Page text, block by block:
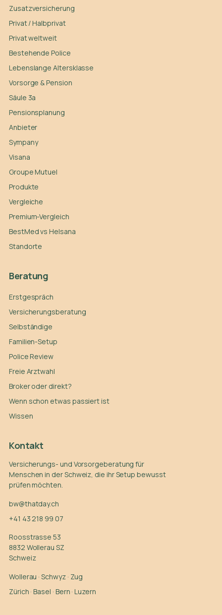
Zusatzversicherung
Privat / Halbprivat
Privat weltweit
Bestehende Police
Lebenslange Altersklasse
Vorsorge & Pension
Säule 3a
Pensionsplanung
Anbieter
Sympany
Visana
Groupe Mutuel
Produkte
Vergleiche
Premium-Vergleich
BestMed vs Helsana
Standorte
Beratung
Erstgespräch
Versicherungsberatung
Selbständige
Familien-Setup
Police Review
Freie Arztwahl
Broker oder direkt?
Wenn schon etwas passiert ist
Wissen
Kontakt
Versicherungs- und Vorsorgeberatung für
Menschen in der Schweiz, die ihr Setup bewusst
prüfen möchten.
bw@thatday.ch
+41 43 218 99 07
Roosstrasse 53
8832 Wollerau SZ
Schweiz
Wollerau ·Schwyz· Zug
Zürich ·Basel · Bern ·Luzern